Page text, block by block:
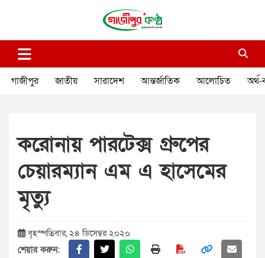
গাজীপুর কণ্ঠ
গাজীপুর জাতীয় সারাদেশ আন্তর্জাতিক আলোচিত অর্থ-
করোনায় পারটেক্স গ্রুপের
চেয়ারম্যান এম এ হাসেমের
মৃত্যু
বৃহস্পতিবার, ২৪ ডিসেম্বর ২০২০
শেয়ার করুন: